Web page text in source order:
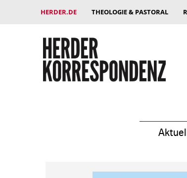
HERDER.DE THEOLOGIE & PASTORAL